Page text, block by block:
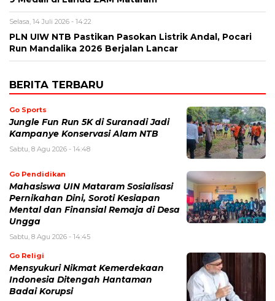
Selasa, 14 Juli 2026 - 14:22
PLN UIW NTB Pastikan Pasokan Listrik Andal, Pocari
Run Mandalika 2026 Berjalan Lancar
BERITA TERBARU
Go Sports
Jungle Fun Run 5K di Suranadi Jadi
Kampanye Konservasi Alam NTB
Sabtu, 8 Agu 2026 - 14:48
Go Pendidikan
Mahasiswa UIN Mataram Sosialisasi
Pernikahan Dini, Soroti Kesiapan
Mental dan Finansial Remaja di Desa
Ungga
Sabtu, 8 Agu 2026 - 14:45
Go Religi
Mensyukuri Nikmat Kemerdekaan
Indonesia Ditengah Hantaman
Badai Korupsi